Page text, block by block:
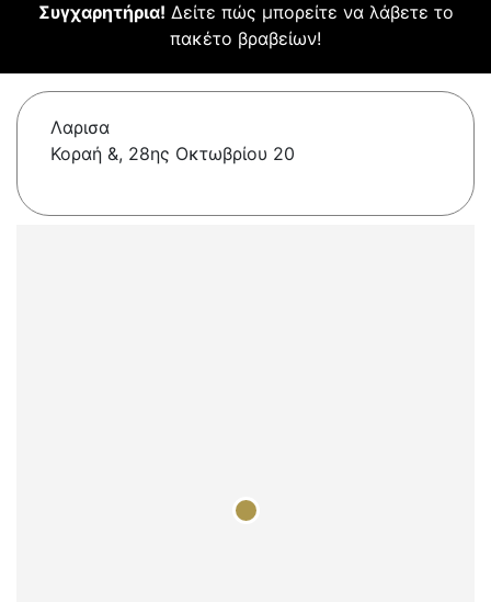
Συγχαρητήρια! Δείτε πώς μπορείτε να λάβετε το
πακέτο βραβείων!
Λαρισα
Κοραή &, 28ης Οκτωβρίου 20